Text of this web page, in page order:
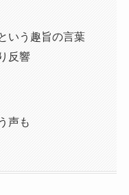
いう趣旨の言葉
反響
声も